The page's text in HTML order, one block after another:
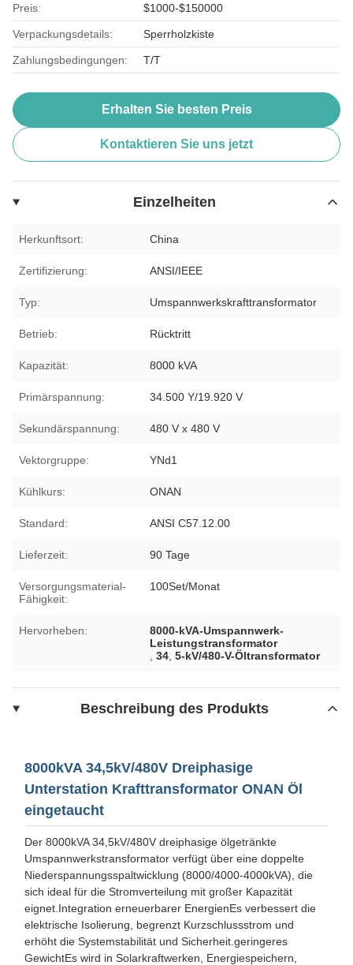
Preis: $1000-$150000
Verpackungsdetails: Sperrholzkiste
Zahlungsbedingungen: T/T
Erhalten Sie besten Preis
Kontaktieren Sie uns jetzt
Einzelheiten
Herkunftsort: China
Zertifizierung: ANSI/IEEE
Typ: Umspannwerkskrafttransformator
Betrieb: Rücktritt
Kapazität: 8000 kVA
Primärspannung: 34.500 Y/19.920 V
Sekundärspannung: 480 V x 480 V
Vektorgruppe: YNd1
Kühlkurs: ONAN
Standard: ANSI C57.12.00
Lieferzeit: 90 Tage
Versorgungsmaterial-
Fähigkeit:
100Set/Monat
Hervorheben:
8000-kVA-Umspannwerk-
Leistungstransformator
,34 ,5-kV/480-V-Öltransformator
Beschreibung des Produkts
8000kVA 34,5kV/480V Dreiphasige
Unterstation Krafttransformator ONAN Öl
eingetaucht
Der 8000kVA 34,5kV/480V dreiphasige ölgetränkte
Umspannwerkstransformator verfügt über eine doppelte
Niederspannungsspaltwicklung (8000/4000-4000kVA), die
sich ideal für die Stromverteilung mit großer Kapazität
eignet.Integration erneuerbarer EnergienEs verbessert die
elektrische Isolierung, begrenzt Kurzschlussstrom und
erhöht die Systemstabilität und Sicherheit.geringeres
GewichtEs wird in Solarkraftwerken, Energiespeichern,